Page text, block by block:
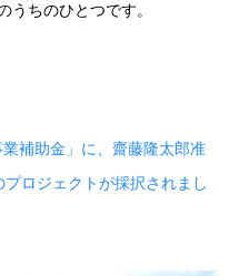
うちのひとつです。
補助金」に、齋藤隆太郎准
ロジェクトが採択されまし